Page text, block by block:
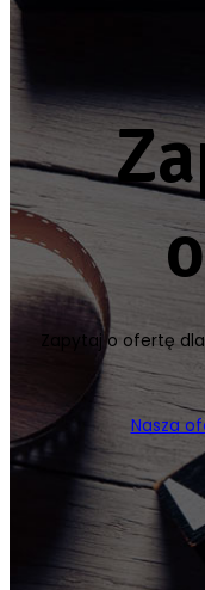
Zapytaj o ofertę
Nasza